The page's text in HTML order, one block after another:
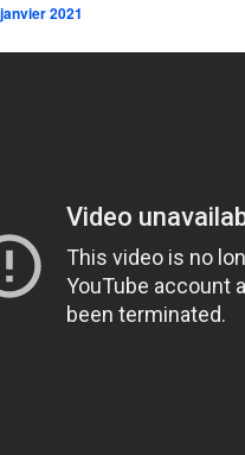
2021